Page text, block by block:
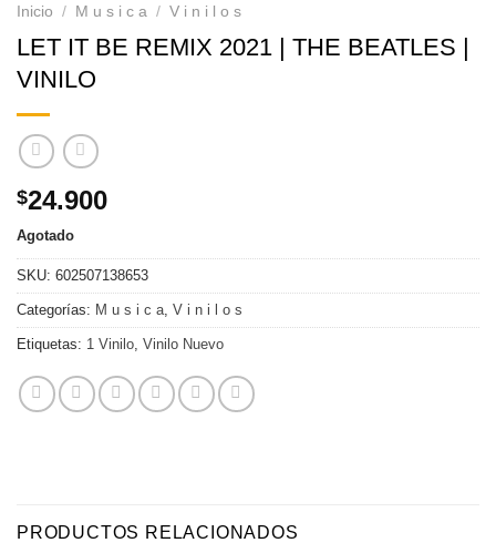
Inicio / M u s i c a / V i n i l o s
LET IT BE REMIX 2021 | THE BEATLES |
VINILO
$24.900
Agotado
SKU: 602507138653
Categorías: M u s i c a, V i n i l o s
Etiquetas: 1 Vinilo, Vinilo Nuevo
PRODUCTOS RELACIONADOS